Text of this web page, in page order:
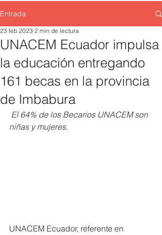
Entrada
UNACEM Ecuador impulsa
la educación entregando
161 becas en la provincia
de Imbabura
23 feb 2023 2 min de lectura
El 64% de los Becarios UNACEM son
niñas y mujeres.
UNACEM Ecuador, referente en